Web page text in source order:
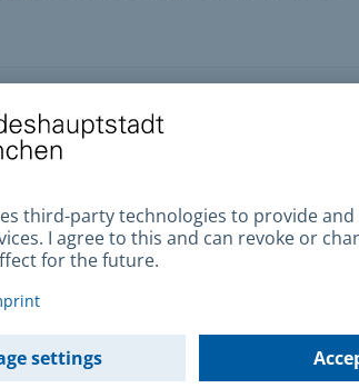
municipales
inscripciones históricas de
no se conservan en las oficinas del